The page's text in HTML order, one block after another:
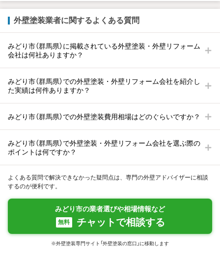
外壁塗装業者に関するよくある質問
みどり市（群馬県）に掲載されている外壁塗装・外壁リフォーム
会社は何社ありますか？
みどり市（群馬県）での外壁塗装・外壁リフォーム会社を紹介し
た実績は何件ありますか？
みどり市（群馬県）での外壁塗装費用相場はどのぐらいですか？
みどり市（群馬県）で外壁塗装・外壁リフォーム会社を選ぶ際の
ポイントは何ですか？
よくある質問で解決できなかった疑問点は、専門の外壁アドバイザーに相談
するのが便利です。
みどり市の業者選びや相場情報など
無料 チャットで相談する
※外壁塗装専門サイト「外壁塗装の窓口」に移動します